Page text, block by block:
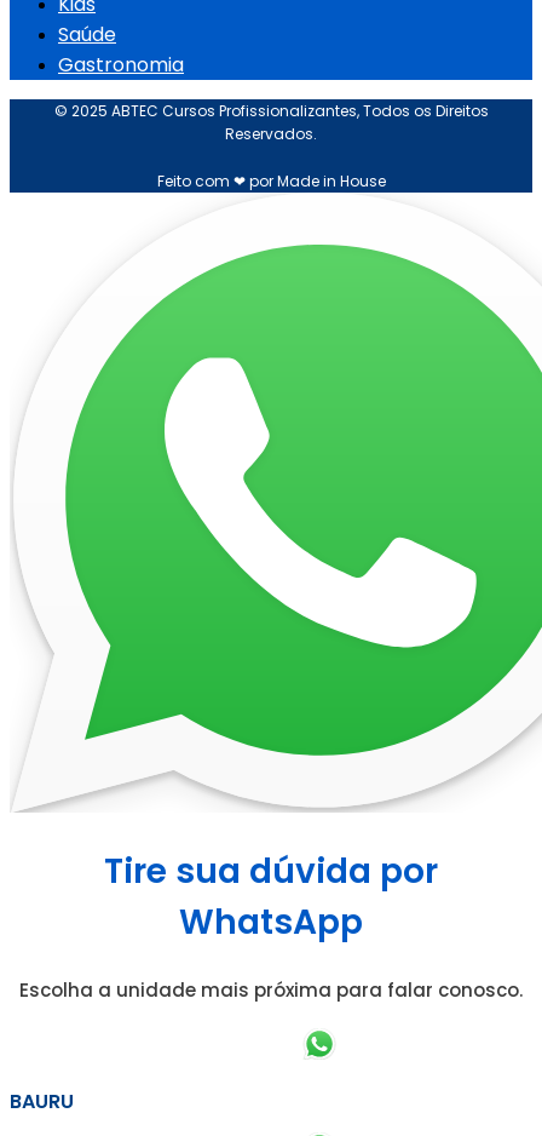
Saúde
Gastronomia
© 2025 ABTEC Cursos Profissionalizantes, Todos os Direitos
Reservados.
Feito com ❤ por Made in House
Tire sua dúvida por
WhatsApp
Escolha a unidade mais próxima para falar conosco.
BAURU